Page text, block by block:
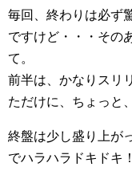
毎回、終わりは必ず
ですけど・・・その
て。
前半は、かなりスリ
ただけに、ちょっと
終盤は少し盛り上が
でハラハラドキドキ！